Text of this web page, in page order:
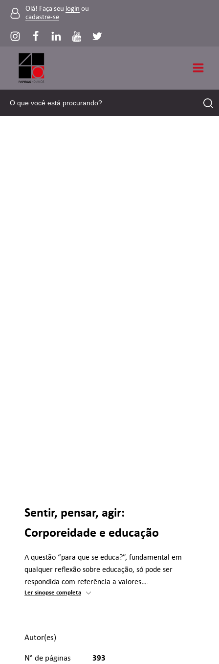
Olá! Faça seu login ou
cadastre-se
Sentir, pensar, agir:
Corporeidade e educação
A questão “para que se educa?”, fundamental em
qualquer reflexão sobre educação, só pode ser
respondida com referência a valores….
Ler sinopse completa
Autor(es)
N° de páginas 393